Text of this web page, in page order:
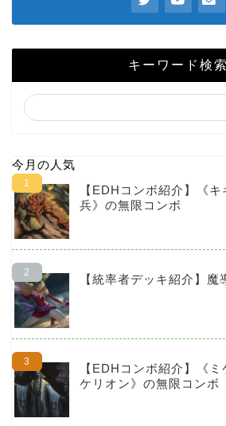
キーワード検索
今月の人気
【EDHコンボ紹介】《
兵》の無限コンボ
【統率者デッキ紹介】魔
【EDHコンボ紹介】《
ケリオン》の無限コンボ